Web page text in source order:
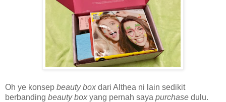
Oh ye konsep beauty box dari Althea ni lain sedikit
berbanding beauty box yang pernah saya purchase dulu.